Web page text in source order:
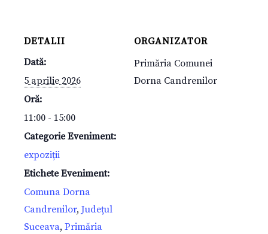
DETALII
Dată:
5 aprilie 2026
Oră:
11:00 - 15:00
Categorie Eveniment:
expoziții
Etichete Eveniment:
Comuna Dorna
Candrenilor, Județul
Suceava, Primăria
ORGANIZATOR
Primăria Comunei
Dorna Candrenilor